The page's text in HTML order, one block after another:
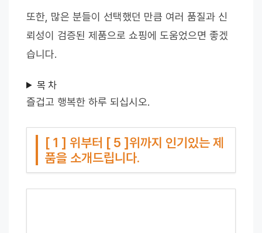
또한, 많은 분들이 선택했던 만큼 여러 품질과 신
뢰성이 검증된 제품으로 쇼핑에 도움었으면 좋겠
습니다.
목 차
즐겁고 행복한 하루 되십시오.
[ 1 ] 위부터 [ 5 ]위까지 인기있는 제
품을 소개드립니다.